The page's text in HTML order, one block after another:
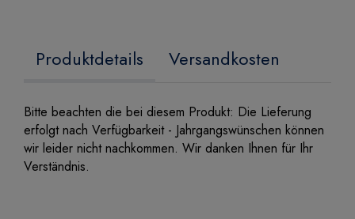
Produktdetails Versandkosten
Bitte beachten die bei diesem Produkt: Die Lieferung
erfolgt nach Verfügbarkeit - Jahrgangswünschen können
wir leider nicht nachkommen. Wir danken Ihnen für Ihr
Verständnis.